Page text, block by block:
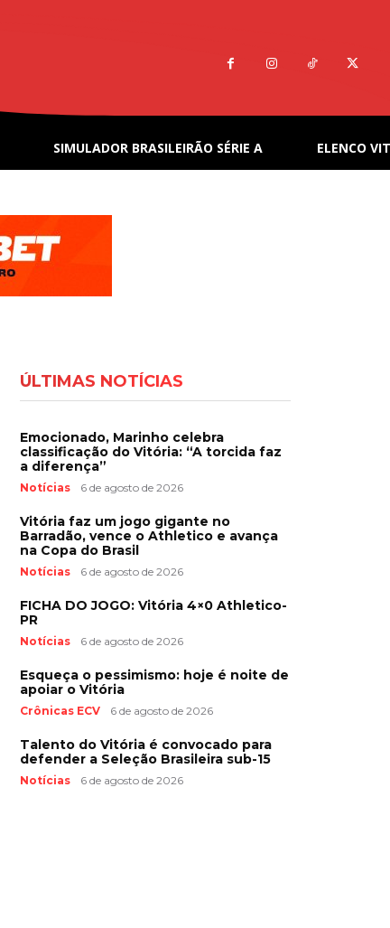
SIMULADOR BRASILEIRÃO SÉRIE A ELENCO
ÚLTIMAS NOTÍCIAS
Emocionado, Marinho celebra
classificação do Vitória: “A torcida faz
a diferença”
Notícias 6 de agosto de 2026
Vitória faz um jogo gigante no
Barradão, vence o Athletico e avança
na Copa do Brasil
Notícias 6 de agosto de 2026
FICHA DO JOGO: Vitória 4×0 Athletico-
PR
Notícias 6 de agosto de 2026
Esqueça o pessimismo: hoje é noite de
apoiar o Vitória
Crônicas ECV 6 de agosto de 2026
Talento do Vitória é convocado para
defender a Seleção Brasileira sub-15
Notícias 6 de agosto de 2026